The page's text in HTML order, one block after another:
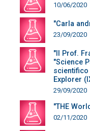
10/06/2020
"Carla
23/09/2020
"Il Prof.
"Science
Explorer
29/09/2020
"THE
02/11/2020